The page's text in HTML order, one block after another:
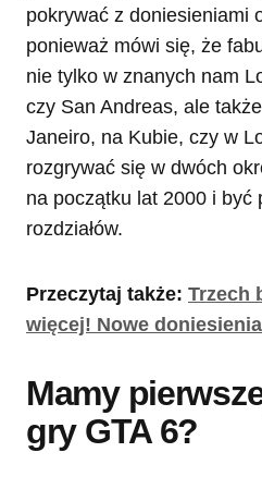
pokrywać z doniesieniami
ponieważ mówi się, że
nie tylko w znanych nam
czy San Andreas, ale
Janeiro, na Kubie, czy w
rozgrywać się w dwóch
na początku lat 2000 i być
rozdziałów.
Przeczytaj także: Trzech
więcej! Nowe
Mamy
gry GTA 6?